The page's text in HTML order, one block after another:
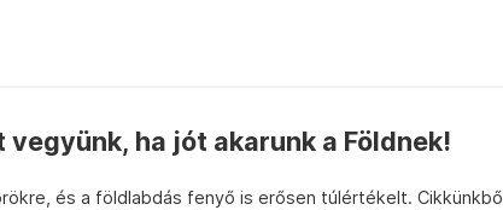
ha jót akarunk a Földnek!
és a földlabdás fenyő is erősen túlértékelt. Cikkünkből